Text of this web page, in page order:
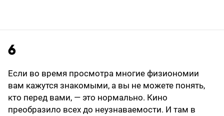
6
Если во время просмотра многие физиономии
вам кажутся знакомыми, а вы не можете понять,
кто перед вами, — это нормально. Кино
преобразило всех до неузнаваемости. И там в